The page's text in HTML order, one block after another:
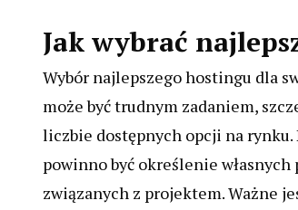
Jak wybrać
Wybór najlepszego hostingu dla
może być trudnym zadaniem,
liczbie dostępnych opcji na
powinno być określenie
związanych z projektem. Ważne